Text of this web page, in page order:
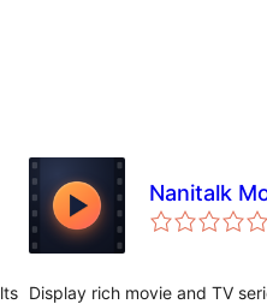
Nanitalk
Display rich movie and TV